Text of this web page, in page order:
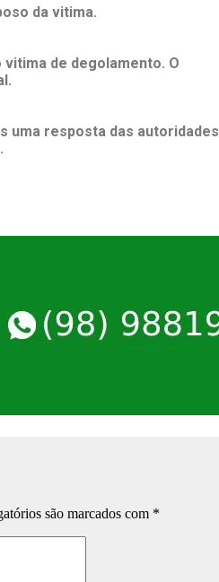
da vitima.
de degolamento. O
uma resposta das autoridades
são marcados com *